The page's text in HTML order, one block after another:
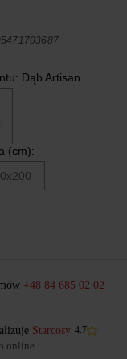
Dąb Artisan
(cm):
+48 84 685 02 02
Starcosy 4.7
online